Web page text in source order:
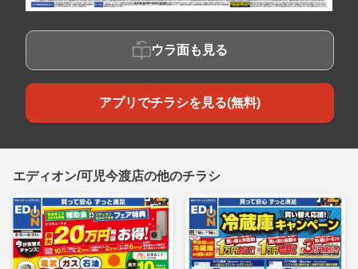
ウラ面も見る
アプリでチラシを見る(無料)
エディオン/可児今渡店の他のチラシ